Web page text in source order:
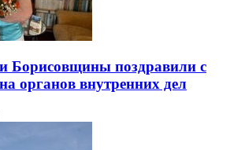
Борисовщины поздравили с
органов внутренних дел